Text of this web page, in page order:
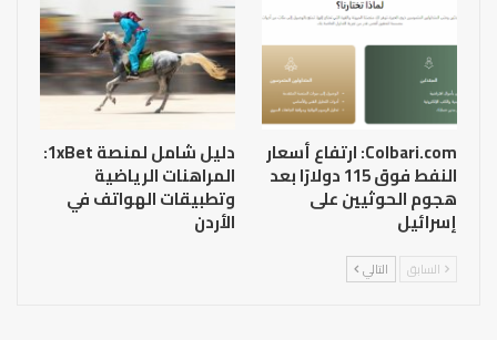
Colbari.com: ارتفاع أسعار
النفط فوق 115 دولارًا بعد
هجوم الحوثيين على
إسرائيل
دليل شامل لمنصة 1xBet:
المراهنات الرياضية
وتطبيقات الهواتف في
الأردن
السابق التالي